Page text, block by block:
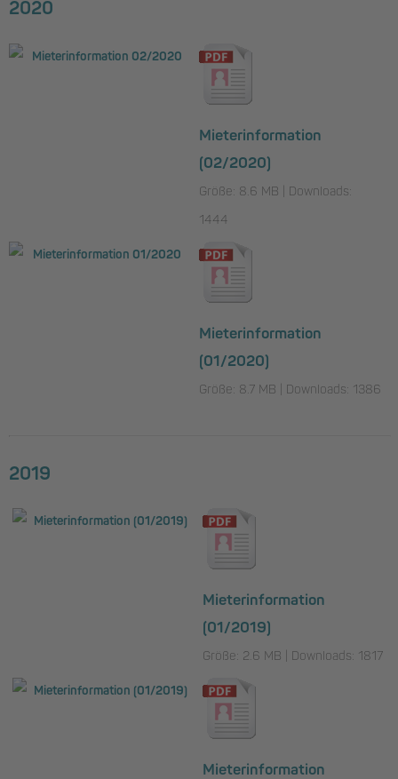
2020
Mieterinformation
(02/2020)
Größe: 8.6 MB | Downloads:
1444
Mieterinformation
(01/2020)
Größe: 8.7 MB | Downloads: 1386
2019
Mieterinformation
(01/2019)
Größe: 2.6 MB | Downloads: 1817
Mieterinformation